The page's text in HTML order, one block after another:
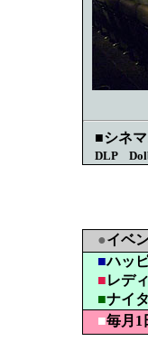
■シネ
DLP
●イベ
■ハッ
■レデ
■ナイ
■毎月1